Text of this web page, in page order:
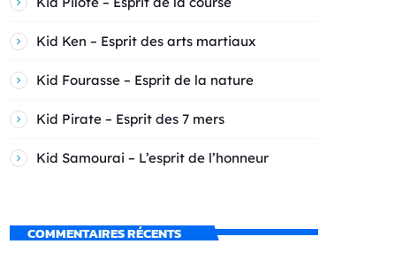
Kid Ken – Esprit des arts martiaux
Kid Fourasse – Esprit de la nature
Kid Pirate – Esprit des 7 mers
Kid Samourai – L’esprit de l’honneur
COMMENTAIRES RÉCENTS